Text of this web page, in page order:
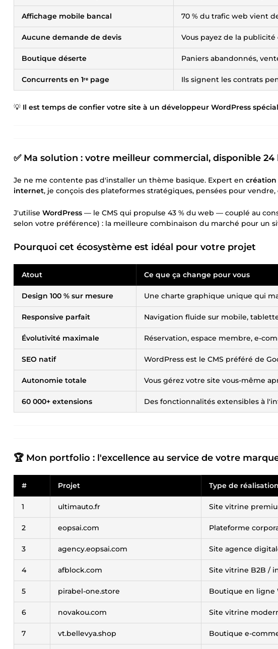
Affichage mobile bancal 70 % du trafic web vient
Aucune demande de devis Vous payez de la
Boutique déserte Paniers abandonnés,
Concurrents en 1ʳᵉ page Ils signent les contrats
💡 Il est temps de confier votre site à un développeur WordPress
✅ Ma solution : votre meilleur commercial, disponible 24
Je ne me contente pas d'installer un thème basique. Expert en création
internet, je conçois des plateformes stratégiques, pensées pour
J'utilise WordPress — le CMS qui propulse 43 % du web — couplé au
selon votre préférence) : la meilleure combinaison du marché pour un
Pourquoi cet écosystème est idéal pour votre projet
Atout Ce que ça change pour vous
Design 100 % sur mesure Une charte graphique unique qui
Responsive parfait Navigation fluide sur mobile,
Évolutivité maximale Réservation, espace membre, e-
SEO natif WordPress est le CMS préféré de
Autonomie totale Vous gérez votre site vous-même
60 000+ extensions Des fonctionnalités extensibles à
🏆 Mon portfolio : l'excellence au service de votre
# Projet Type de réalisation
1 ultimauto.fr Site vitrine
2 eopsai.com Plateforme
3 agency.eopsai.com Site agence
4 afblock.com Site vitrine B2B /
5 pirabel-one.store Boutique en ligne
6 novakou.com Site vitrine
7 vt.bellevya.shop Boutique e-